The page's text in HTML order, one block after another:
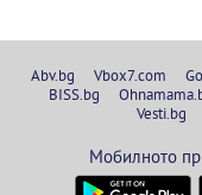
Abv.bg Vbox7.com
BISS.bg
Vesti.bg
Мобилното